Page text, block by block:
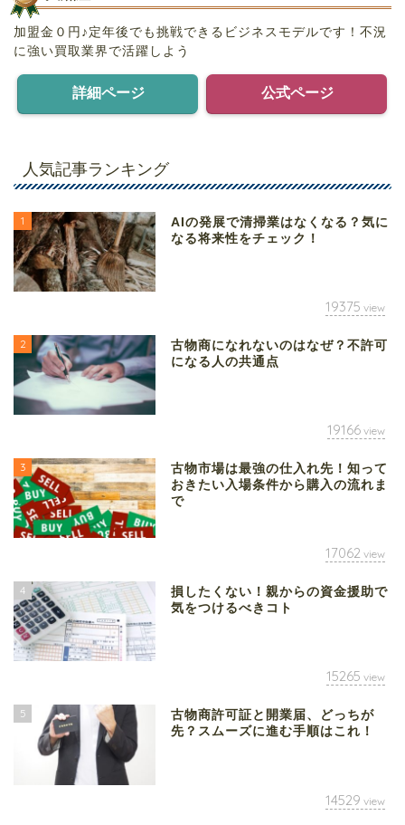
加盟金０円♪定年後でも挑戦できるビジネスモデルです！不況
に強い買取業界で活躍しよう
詳細ページ 公式ページ
人気記事ランキング
1
AIの発展で清掃業はなくなる？気に
なる将来性をチェック！
19375 view
2
古物商になれないのはなぜ？不許可
になる人の共通点
19166 view
3
古物市場は最強の仕入れ先！知って
おきたい入場条件から購入の流れま
で
17062 view
4
損したくない！親からの資金援助で
気をつけるべきコト
15265 view
5
古物商許可証と開業届、どっちが
先？スムーズに進む手順はこれ！
14529 view